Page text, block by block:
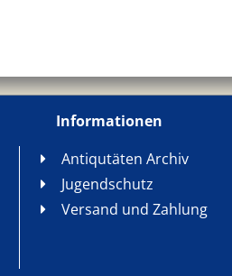
Informationen
Antiqutäten Archiv
Jugendschutz
Versand und Zahlung